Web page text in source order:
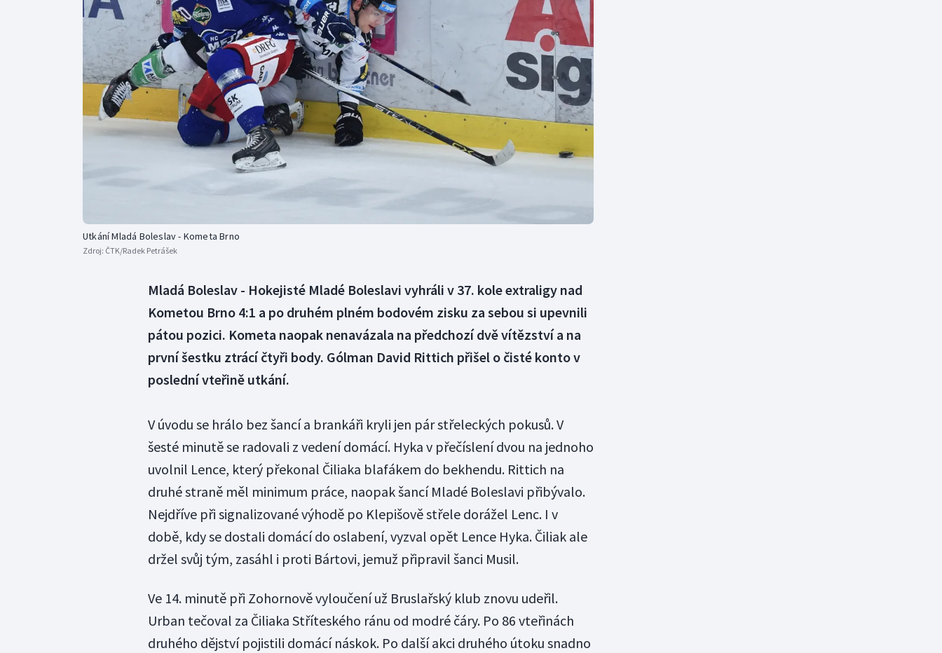
Curling
Dostihy
Florbal
Futsal
Golf
Gymnastika
Moderní pětiboj
Motorsport
Olympijské hry
Parasport
Plavání
Triatlon
Veslování
Vodní slalom
Volejbal
Ostatní
Utkání Mladá Boleslav - Kometa Brno
Zdroj: ČTK/Radek Petrášek
Mladá Boleslav - Hokejisté Mladé Boleslavi vyhráli v 37. kole extraligy nad
Kometou Brno 4:1 a po druhém plném bodovém zisku za sebou si upevnili
pátou pozici. Kometa naopak nenavázala na předchozí dvě vítězství a na
první šestku ztrácí čtyři body. Gólman David Rittich přišel o čisté konto v
poslední vteřině utkání.
V úvodu se hrálo bez šancí a brankáři kryli jen pár střeleckých pokusů. V
šesté minutě se radovali z vedení domácí. Hyka v přečíslení dvou na jednoho
uvolnil Lence, který překonal Čiliaka blafákem do bekhendu. Rittich na
druhé straně měl minimum práce, naopak šancí Mladé Boleslavi přibývalo.
Nejdříve při signalizované výhodě po Klepišově střele dorážel Lenc. I v
době, kdy se dostali domácí do oslabení, vyzval opět Lence Hyka. Čiliak ale
držel svůj tým, zasáhl i proti Bártovi, jemuž připravil šanci Musil.
Ve 14. minutě při Zohornově vyloučení už Bruslařský klub znovu udeřil.
Urban tečoval za Čiliaka Stříteského ránu od modré čáry. Po 86 vteřinách
druhého dějství pojistili domácí náskok. Po další akci druhého útoku snadno